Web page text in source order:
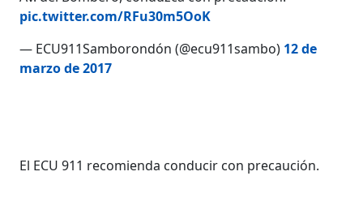
pic.twitter.com/RFu30m5OoK
— ECU911Samborondón (@ecu911sambo) 12 de
marzo de 2017
El ECU 911 recomienda conducir con precaución.